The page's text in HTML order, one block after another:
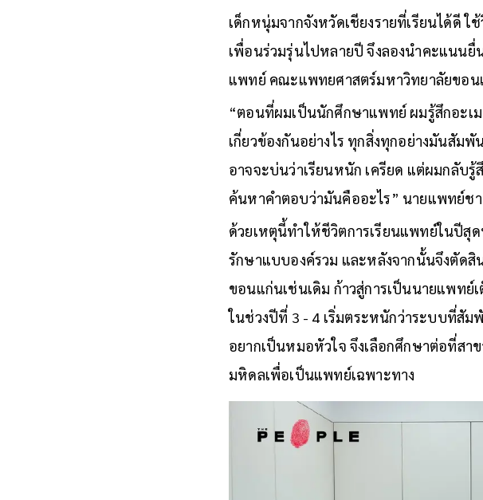
เด็กหนุ่มจากจังหวัดเชียงรายที่เรียนได้ดี
เพื่อนร่วมรุ่นไปหลายปี จึงลองนำคะแนน
แพทย์ คณะแพทยศาสตร์มหาวิทยาลัยขอ
“ตอนที่ผมเป็นนักศึกษาแพทย์ ผมรู้สึกอะเ
เกี่ยวข้องกันอย่างไร ทุกสิ่งทุกอย่างมันสัม
อาจจะบ่นว่าเรียนหนัก เครียด แต่ผมกลับรู้
ค้นหาคำตอบว่ามันคืออะไร” นายแพทย์ช
ด้วยเหตุนี้ทำให้ชีวิตการเรียนแพทย์ในปีสุ
รักษาแบบองค์รวม และหลังจากนั้นจึงตัดสิ
ขอนแก่นเช่นเดิม ก้าวสู่การเป็นนายแพทย์
ในช่วงปีที่ 3 - 4 เริ่มตระหนักว่าระบบที่สัม
อยากเป็นหมอหัวใจ จึงเลือกศึกษาต่อที่สา
มหิดลเพื่อเป็นแพทย์เฉพาะทาง